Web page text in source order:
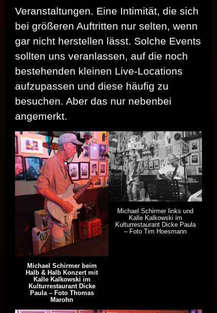
Veranstaltungen. Eine Intimität, die sich
bei größeren Auftritten nur selten, wenn
gar nicht herstellen lässt. Solche Events
sollten uns veranlassen, auf die noch
bestehenden kleinen Live-Locations
aufzupassen und diese häufig zu
besuchen. Aber das nur nebenbei
angemerkt.
Michael Schirmer beim
Halb & Halb Konzert mit
Kalle Kalkowski im
Kulturrestaurant Dicke
Paula – Foto Thomas
Marohn
Michael Schirmer links und
Kalle Kalkowski im
Kulturrestaurant Dicke Paula
– Foto Tim Hoesmann